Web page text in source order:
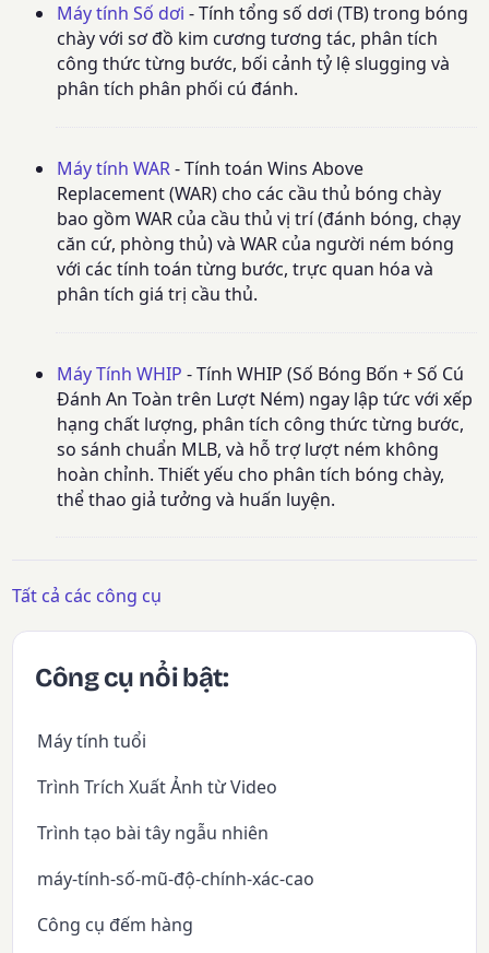
Máy tính Số dơi - Tính tổng số dơi (TB) trong bóng
chày với sơ đồ kim cương tương tác, phân tích
công thức từng bước, bối cảnh tỷ lệ slugging và
phân tích phân phối cú đánh.
Máy tính WAR- Tính toán Wins Above
Replacement (WAR) cho các cầu thủ bóng chày
bao gồm WAR của cầu thủ vị trí (đánh bóng, chạy
căn cứ, phòng thủ) và WAR của người ném bóng
với các tính toán từng bước, trực quan hóa và
phân tích giá trị cầu thủ.
Máy Tính WHIP - Tính WHIP (Số Bóng Bốn + Số Cú
Đánh An Toàn trên Lượt Ném) ngay lập tức với xếp
hạng chất lượng, phân tích công thức từng bước,
so sánh chuẩn MLB, và hỗ trợ lượt ném không
hoàn chỉnh. Thiết yếu cho phân tích bóng chày,
thể thao giả tưởng và huấn luyện.
Tất cả các công cụ
Công cụ nổi bật:
Máy tính tuổi
Trình Trích Xuất Ảnh từ Video
Trình tạo bài tây ngẫu nhiên
máy-tính-số-mũ-độ-chính-xác-cao
Công cụ đếm hàng